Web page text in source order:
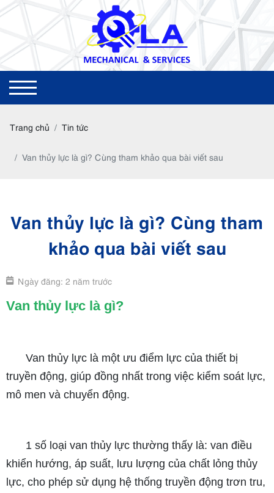
Trang chủ Tin tức
Van thủy lực là gì? Cùng tham khảo qua bài viết sau
Van thủy lực là gì? Cùng tham
khảo qua bài viết sau
Ngày đăng: 2 năm trước
Van thủy lực là gì?
Van thủy lực là một ưu điểm lực của thiết bị
truyền động, giúp đồng nhất trong việc kiểm soát lực,
mô men và chuyển động.
1 số loại van thủy lực thường thấy là: van điều
khiển hướng, áp suất, lưu lượng của chất lỏng thủy
lực, cho phép sử dụng hệ thống truyền động trơn tru,